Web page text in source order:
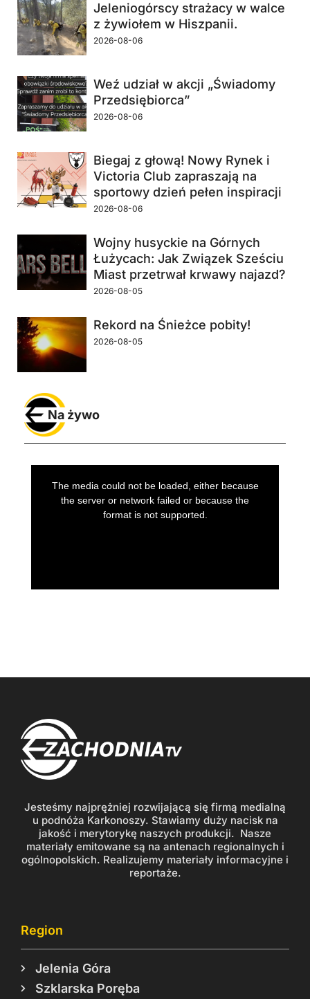
Jeleniogórscy strażacy w walce
z żywiołem w Hiszpanii.
2026-08-06
Weź udział w akcji „Świadomy
Przedsiębiorca”
2026-08-06
Biegaj z głową! Nowy Rynek i
Victoria Club zapraszają na
sportowy dzień pełen inspiracji
2026-08-06
Wojny husyckie na Górnych
Łużycach: Jak Związek Sześciu
Miast przetrwał krwawy najazd?
2026-08-05
Rekord na Śnieżce pobity!
2026-08-05
Na żywo
Jesteśmy najprężniej rozwijającą się firmą medialną
u podnóża Karkonoszy. Stawiamy duży nacisk na
jakość i merytorykę naszych produkcji. Nasze
materiały emitowane są na antenach regionalnych i
ogólnopolskich. Realizujemy materiały informacyjne i
reportaże.
Region
Jelenia Góra
Szklarska Poręba